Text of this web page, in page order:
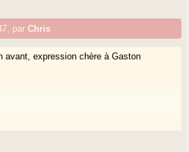
parChris
avant, expression chère à Gaston